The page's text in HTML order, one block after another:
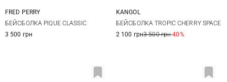
FRED PERRY
БЕЙСБОЛКА PIQUE CLASSIC
3 500 грн
KANGOL
БЕЙСБОЛКА TROPIC CHERRY SPACE
2 100 грн3 500 грн-40%